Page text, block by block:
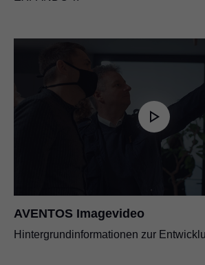
AVENTOS Imagevideo
Hintergrundinformationen zur